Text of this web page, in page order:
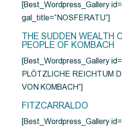
[Best_Wordpress_Gallery
gal_title=”NOSFERATU”]
THE SUDDEN WEALTH
PEOPLE OF KOMBACH
[Best_Wordpress_Gallery
PLÖTZLICHE REICHTUM
VON KOMBACH”]
FITZCARRALDO
[Best_Wordpress_Gallery